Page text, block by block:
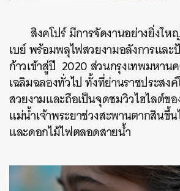
สิงคโปร์มีการจัดงานอย่างยิ่งใ
เบย์พร้อมพลุไฟสวยงามอลังการและ
ก้าวเข้าสู่ปี 2020ส่วนกรุงเทพมหาน
เฉลิมฉลองทั่วไป ทั้งที่ย่านราชประสงค์
สวยงามและถือเป็นจุดชมวิวไฮไลต์ข
แม่น้ำเจ้าพระยาช่วงสะพานตากสินขึ้น
และดอกไม้ไฟตลอดสายน้ำ